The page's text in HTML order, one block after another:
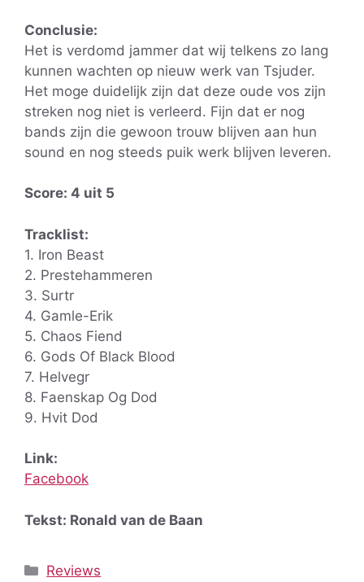
Conclusie:
Het is verdomd jammer dat wij telkens zo lang
kunnen wachten op nieuw werk van Tsjuder.
Het moge duidelijk zijn dat deze oude vos zijn
streken nog niet is verleerd. Fijn dat er nog
bands zijn die gewoon trouw blijven aan hun
sound en nog steeds puik werk blijven leveren.
Score: 4 uit 5
Tracklist:
1. Iron Beast
2. Prestehammeren
3. Surtr
4. Gamle-Erik
5. Chaos Fiend
6. Gods Of Black Blood
7. Helvegr
8. Faenskap Og Dod
9. Hvit Dod
Link:
Facebook
Tekst: Ronald van de Baan
Categorieën
Reviews